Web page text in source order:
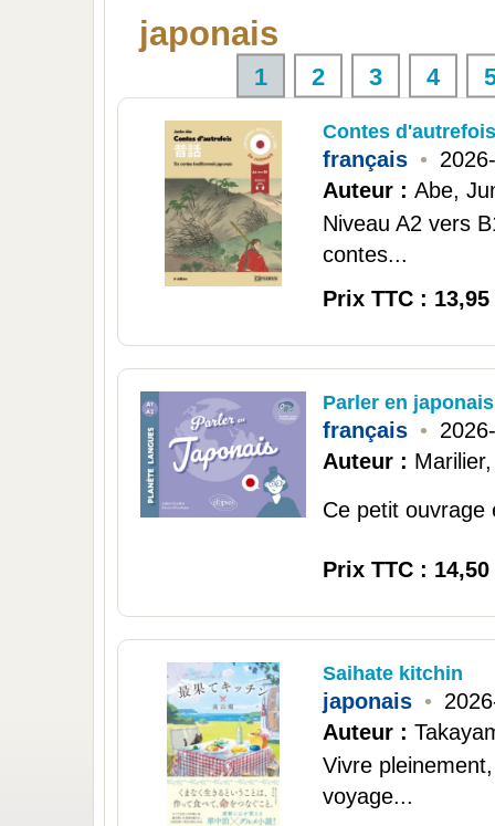
japonais
1 2 3 4
Contes
français •
Auteur : Abe,
Niveau A2 vers
contes...
Prix TTC : 13,95
Parler en
français •
Auteur :
Ce petit
Prix TTC : 14,50
Saihate kitchin
japonais •
Auteur :
Vivre
voyage...